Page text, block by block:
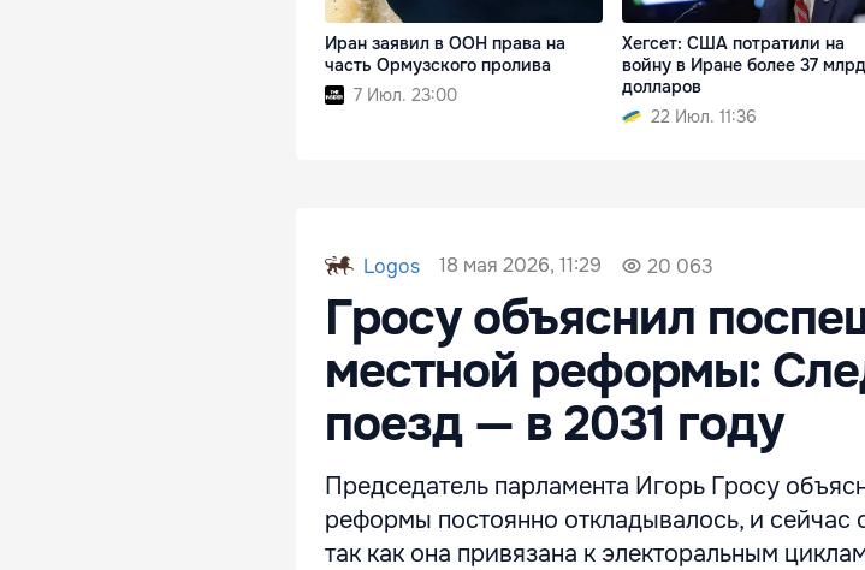
Иран заявил в ООН права на
часть Ормузского пролива
7 Июл. 23:00
Хегсет: США потратили на
войну в Иране более 37 млрд
долларов
22 Июл. 11:36
Logos 18 мая 2026, 11:29 20 063
Гросу объяснил
местной реформы:
поезд — в 2031 году
Председатель парламента Игорь Гросу
реформы постоянно откладывалось, и
так как она привязана к электоральным